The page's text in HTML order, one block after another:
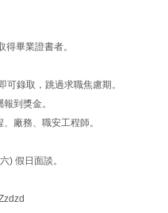
畢業證書者。
錄取，跳過求職焦慮期。
到獎金。
廠務、職安工程師。
) 假日面談。